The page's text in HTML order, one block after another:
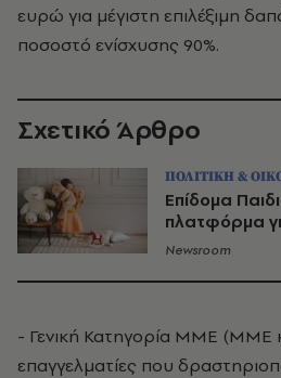
ευρώ για μέγιστη επιλέξιμη
ποσοστό ενίσχυσης 90%.
Σχετικό Άρθρο
ΠΟΛΙΤΙΚΗ &
Επίδομα
πλατφόρμα
Newsroom
- Γενική Κατηγορία ΜΜΕ (ΜΜΕ
επαγγελματίες που